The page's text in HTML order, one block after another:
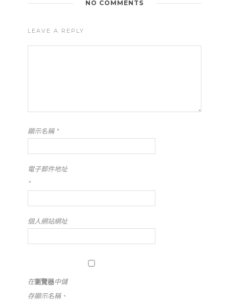
NO COMMENTS
LEAVE A REPLY
顯示名稱*
電子郵件地址
*
個人網站網址
在瀏覽器中儲
存顯示名稱、